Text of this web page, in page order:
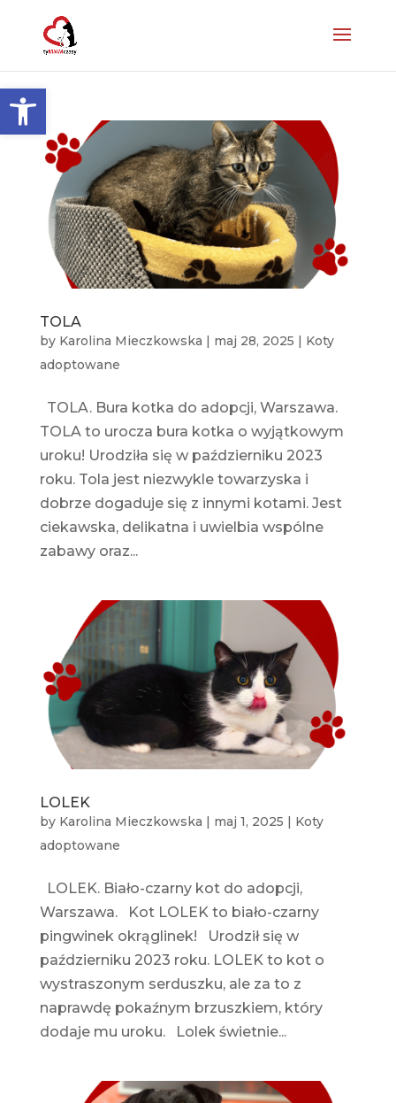
Otwórz pasek narzędzi
TOLA
by Karolina Mieczkowska maj 28, 2025
Koty
adoptowane
TOLA. Bura kotka do adopcji, Warszawa.
TOLA to urocza bura kotka o wyjątkowym
uroku! Urodziła się w październiku 2023
roku. Tola jest niezwykle towarzyska i
dobrze dogaduje się z innymi kotami. Jest
ciekawska, delikatna i uwielbia wspólne
zabawy oraz...
LOLEK
by Karolina Mieczkowska | maj 1, 2025 | Koty
adoptowane
LOLEK. Biało-czarny kot do adopcji,
Warszawa. Kot LOLEK to biało-czarny
pingwinek okrąglinek! Urodził się w
październiku 2023 roku. LOLEK to kot o
wystraszonym serduszku, ale za to z
naprawdę pokaźnym brzuszkiem, który
dodaje mu uroku. Lolek świetnie...